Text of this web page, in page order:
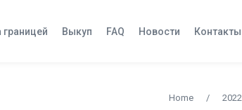
границей Выкуп FAQ Новости Контакты
Home / 2022